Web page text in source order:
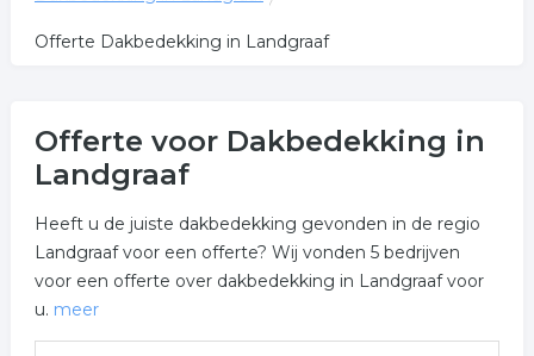
Offerte Dakbedekking in Landgraaf
Offerte voor Dakbedekking in
Landgraaf
Heeft u de juiste dakbedekking gevonden in de regio
Landgraaf voor een offerte? Wij vonden 5 bedrijven
voor een offerte over dakbedekking in Landgraaf voor
u. meer